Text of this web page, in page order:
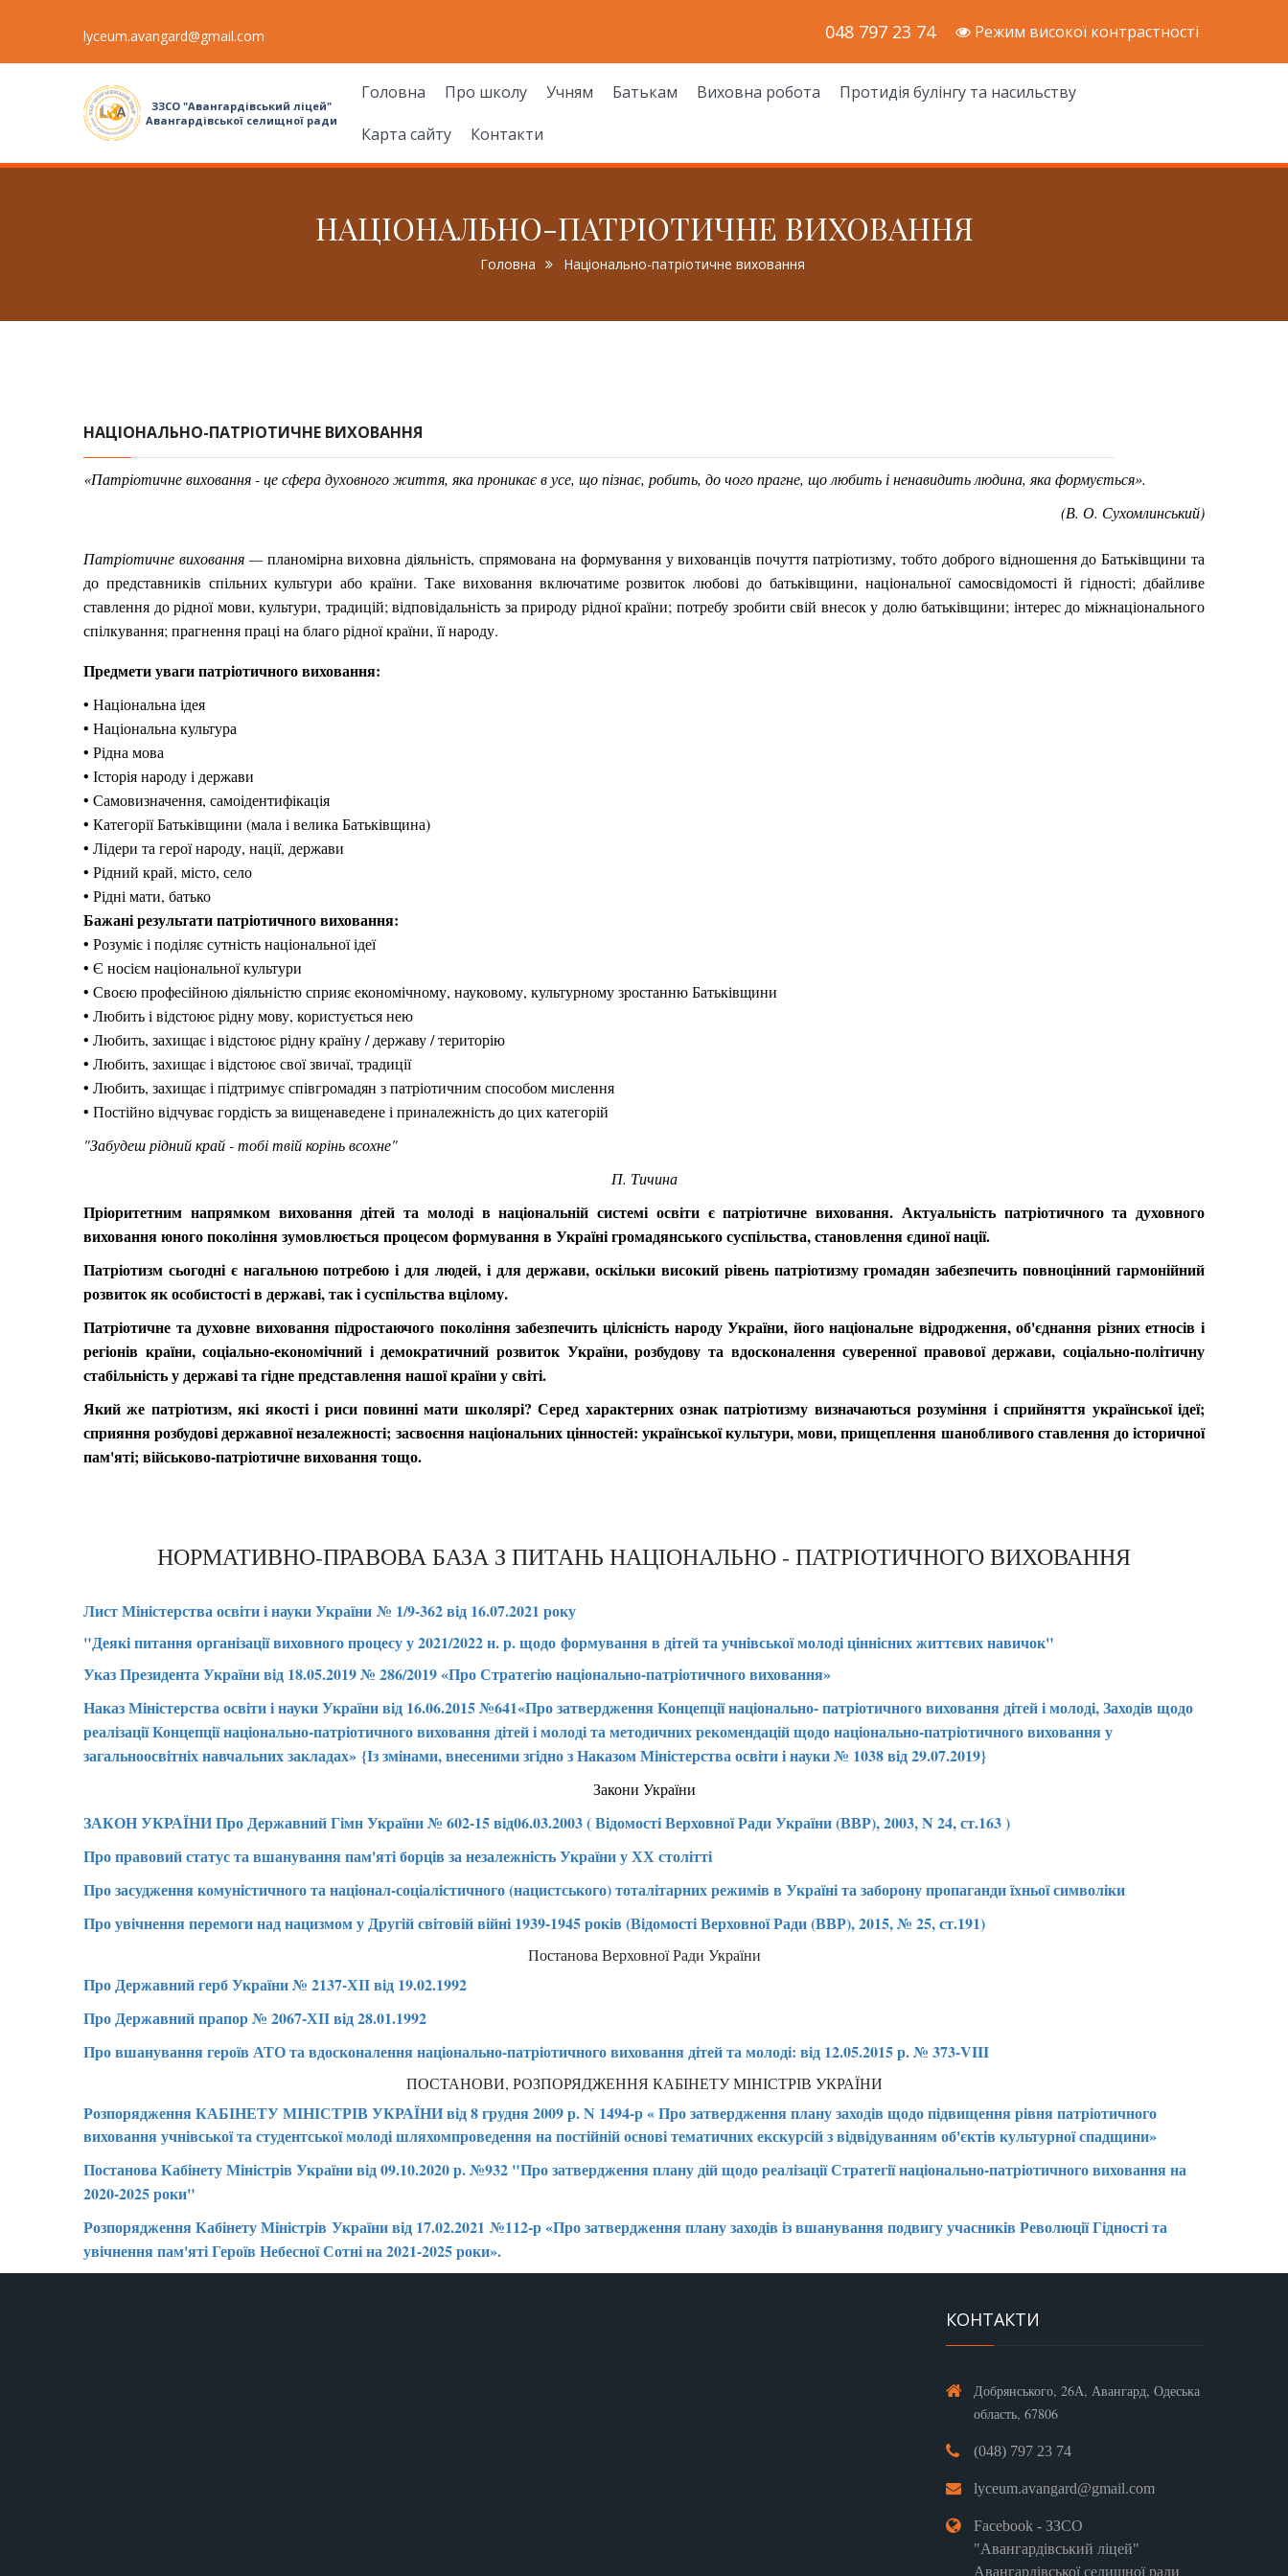
lyceum.avangard@gmail.com 048 797 23 74 Режим високої контрастності
ЗЗСО "Авангардівський ліцей"
Авангардівської селищної ради
Головна Про школу Учням Батькам Виховна робота
Протидія булінгу та насильству
Карта сайту
Контакти
НАЦІОНАЛЬНО-ПАТРІОТИЧНЕ ВИХОВАННЯ
Головна Національно-патріотичне виховання
НАЦІОНАЛЬНО-ПАТРІОТИЧНЕ ВИХОВАННЯ
«Патріотичне виховання - це сфера духовного життя, яка проникає в усе, що пізнає, робить, до чого прагне, що любить і ненавидить людина, яка формується».
(В. О. Сухомлинський)
Патріотичне виховання —планомірна виховна діяльність, спрямована на формування у вихованців почуття патріотизму, тобто доброго відношення до Батьківщини та
до представників спільних культури або країни. Таке виховання включатиме розвиток любові до батьківщини, національної самосвідомості й гідності; дбайливе
ставлення до рідної мови, культури, традицій; відповідальність за природу рідної країни; потребу зробити свій внесок у долю батьківщини; інтерес до міжнаціонального
спілкування; прагнення праці на благо рідної країни, її народу.
Предмети уваги патріотичного виховання:
• Національна ідея
• Національна культура
• Рідна мова
• Історія народу і держави
• Самовизначення, самоідентифікація
• Категорії Батьківщини (мала і велика Батьківщина)
• Лідери та герої народу, нації, держави
• Рідний край, місто, село
• Рідні мати, батько
Бажані результати патріотичного виховання:
• Розуміє і поділяє сутність національної ідеї
• Є носієм національної культури
• Своєю професійною діяльністю сприяє економічному, науковому, культурному зростанню Батьківщини
• Любить і відстоює рідну мову, користується нею
• Любить, захищає і відстоює рідну країну / державу / територію
• Любить, захищає і відстоює свої звичаї, традиції
• Любить, захищає і підтримує співгромадян з патріотичним способом мислення
• Постійно відчуває гордість за вищенаведене і приналежність до цих категорій
"Забудеш рідний край - тобі твій корінь всохне"
П. Тичина
Пріоритетним напрямком виховання дітей та молоді в національній системі освіти є патріотичне виховання. Актуальність патріотичного та духовного
виховання юного покоління зумовлюється процесом формування в Україні громадянського суспільства, становлення єдиної нації.
Патріотизм сьогодні є нагальною потребою і для людей, і для держави, оскільки високий рівень патріотизму громадян забезпечить повноцінний гармонійний
розвиток як особистості в державі, так і суспільства вцілому.
Патріотичне та духовне виховання підростаючого покоління забезпечить цілісність народу України, його національне відродження, об'єднання різних етносів і
регіонів країни, соціально-економічний і демократичний розвиток України, розбудову та вдосконалення суверенної правової держави, соціально-політичну
стабільність у державі та гідне представлення нашої країни у світі.
Який же патріотизм, які якості і риси повинні мати школярі? Серед характерних ознак патріотизму визначаються розуміння і сприйняття української ідеї;
сприяння розбудові державної незалежності; засвоєння національних цінностей: української культури, мови, прищеплення шанобливого ставлення до історичної
пам'яті; військово-патріотичне виховання тощо.
НОРМАТИВНО-ПРАВОВА БАЗА З ПИТАНЬ НАЦІОНАЛЬНО - ПАТРІОТИЧНОГО ВИХОВАННЯ
Лист Міністерства освіти і науки України № 1/9-362 від 16.07.2021 року
"Деякі питання організації виховного процесу у 2021/2022 н. р. щодо формування в дітей та учнівської молоді ціннісних життєвих навичок"
Указ Президента України від 18.05.2019 № 286/2019 «Про Стратегію національно-патріотичного виховання»
Наказ Міністерства освіти і науки України від 16.06.2015 №641«Про затвердження Концепції національно- патріотичного виховання дітей і молоді, Заходів щодо
реалізації Концепції національно-патріотичного виховання дітей і молоді та методичних рекомендацій щодо національно-патріотичного виховання у
загальноосвітніх навчальних закладах» {Із змінами, внесеними згідно з Наказом Міністерства освіти і науки № 1038 від 29.07.2019}
Закони України
ЗАКОН УКРАЇНИ Про Державний Гімн України № 602-15 від06.03.2003 ( Відомості Верховної Ради України (ВВР), 2003, N 24, ст.163 )
Про правовий статус та вшанування пам'яті борців за незалежність України у ХХ столітті
Про засудження комуністичного та націонал-соціалістичного (нацистського) тоталітарних режимів в Україні та заборону пропаганди їхньої символіки
Про увічнення перемоги над нацизмом у Другій світовій війні 1939-1945 років (Відомості Верховної Ради (ВВР), 2015, № 25, ст.191)
Постанова Верховної Ради України
Про Державний герб України № 2137-ХІІ від 19.02.1992
Про Державний прапор № 2067-ХІІ від 28.01.1992
Про вшанування героїв АТО та вдосконалення національно-патріотичного виховання дітей та молоді: від 12.05.2015 р. № 373-VIII
ПОСТАНОВИ, РОЗПОРЯДЖЕННЯ КАБІНЕТУ МІНІСТРІВ УКРАЇНИ
Розпорядження КАБІНЕТУ МІНІСТРІВ УКРАЇНИ від 8 грудня 2009 р. N 1494-р « Про затвердження плану заходів щодо підвищення рівня патріотичного
виховання учнівської та студентської молоді шляхомпроведення на постійній основі тематичних екскурсій з відвідуванням об'єктів культурної спадщини»
Постанова Кабінету Міністрів України від 09.10.2020 р. №932 "Про затвердження плану дій щодо реалізації Стратегії національно-патріотичного виховання на
2020-2025 роки"
Розпорядження Кабінету Міністрів України від 17.02.2021 №112-р «Про затвердження плану заходів із вшанування подвигу учасників Революції Гідності та
увічнення пам'яті Героїв Небесної Сотні на 2021-2025 роки».
КОНТАКТИ
Добрянського, 26А, Авангард, Одеська
область, 67806
(048) 797 23 74
lyceum.avangard@gmail.com
Facebook - ЗЗСО
"Авангардівський ліцей"
Авангардівської селищної ради